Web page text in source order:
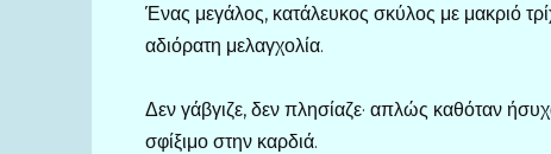
Ένας μεγάλος, κατάλευκος σκύλος με μακριό
αδιόρατη μελαγχολία.
Δεν γάβγιζε, δεν πλησίαζε· απλώς καθόταν
σφίξιμο στην καρδιά.